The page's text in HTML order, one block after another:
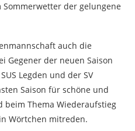
der gelungene
auch die
Gegener der neuen Saison
Legden und der SV
Saison für schöne und
beim Thema Wiederaufstieg
Wörtchen mitreden.